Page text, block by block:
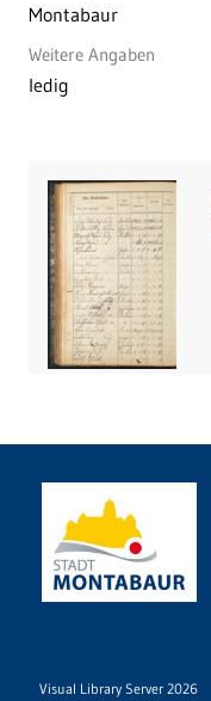
Montabaur
Weitere Angaben
ledig
Visual Library Server 2026